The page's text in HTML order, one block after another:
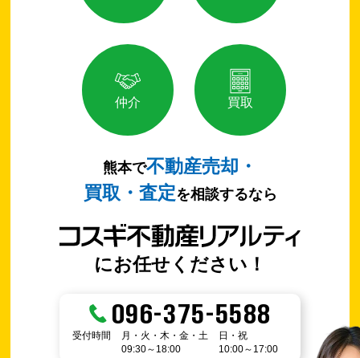
仲介 買取
熊本で不動産売却・
買取・査定を相談するなら
にお任せください！
096-375-5588
受付時間
月・火・木・金・土
09:30～18:00
日・祝
10:00～17:00